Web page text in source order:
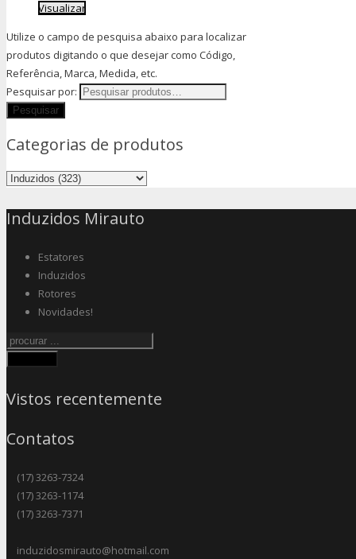
Visualizar
Utilize o campo de pesquisa abaixo para localizar
produtos digitando o que desejar como Código,
Referência, Marca, Medida, etc.
Pesquisar por:
Categorias de produtos
Induzidos Mirauto
Estatores
Induzidos
Rotores
Novidades!
Vistos recentemente
Contatos
(17) 3263-7324
(17) 3263-1174
(17) 3263-7371
induzidosmirauto@hotmail.com